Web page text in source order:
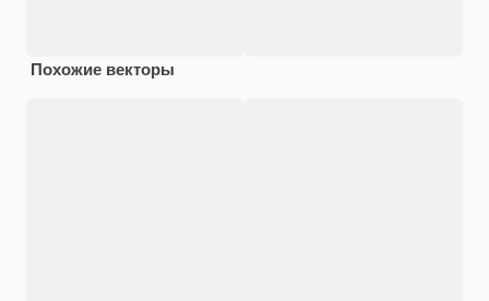
Похожие векторы